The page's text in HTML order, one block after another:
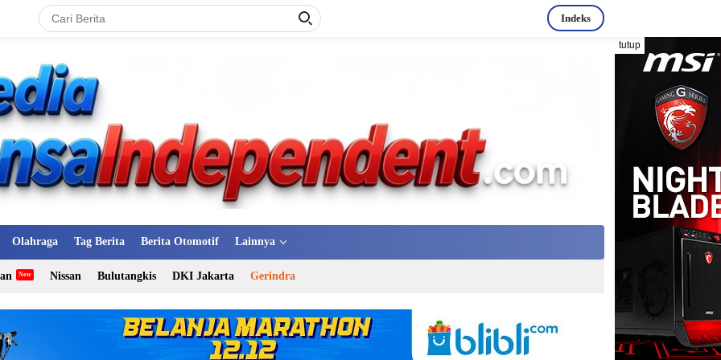
Indeks
tutup
Olahraga Tag Berita Berita Otomotif Lainnya
Nissan Bulutangkis DKI Jakarta Gerindra